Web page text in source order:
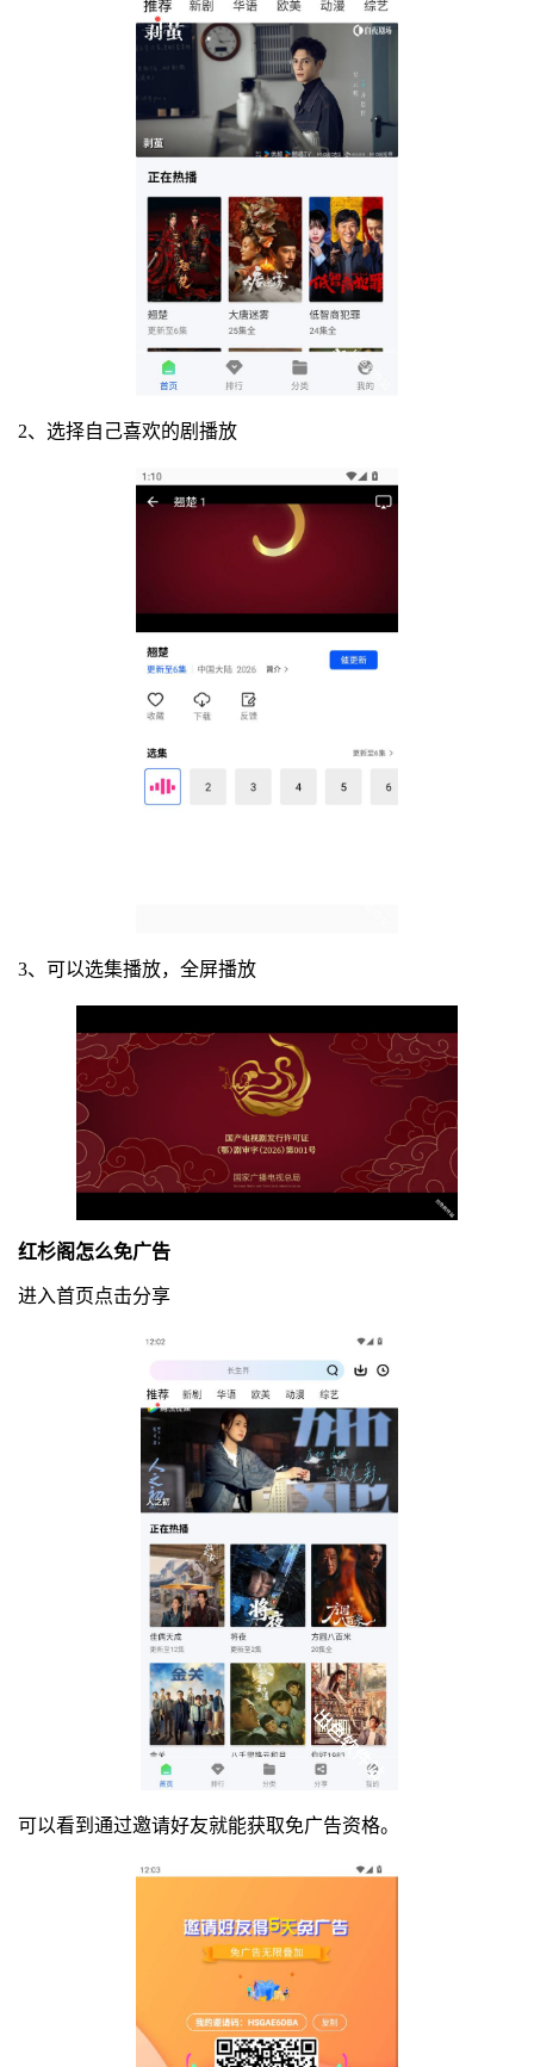
2、选择自己喜欢的剧播放
3、可以选集播放，全屏播放
红杉阁怎么免广告
进入首页点击分享
可以看到通过邀请好友就能获取免广告资格。